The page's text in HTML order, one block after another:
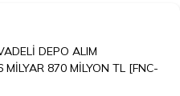
DEPO ALIM
870 MİLYON TL [FNC-